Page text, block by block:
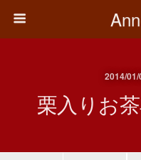
2014/
栗入りお